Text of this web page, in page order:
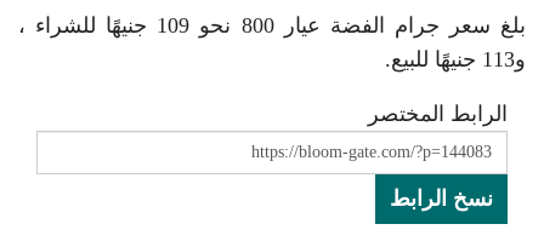
بلغ سعر جرام الفضة عيار 800 نحو 109 جنيهًا للشراء ،
و113 جنيهًا للبيع.
الرابط المختصر
نسخ الرابط